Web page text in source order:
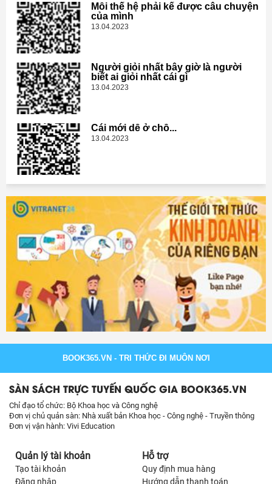
Mỗi thế hệ phải kể được câu chuyện
của mình
13.04.2023
Người giỏi nhất bây giờ là người
biết ai giỏi nhất cái gì
13.04.2023
Cái mới dễ ở chỗ...
13.04.2023
BOOK365.VN - TRI THỨC ĐI MUÔN NƠI
SÀN SÁCH TRỰC TUYẾN QUỐC GIA BOOK365.VN
Chỉ đạo tổ chức: Bộ Khoa học và Công nghệ
Đơn vị chủ quản sàn: Nhà xuất bản Khoa học - Công nghệ - Truyền thông
Đơn vị vận hành: Vivi Education
Quản lý tài khoản
Tạo tài khoản
Đăng nhập
Hỗ trợ
Quy định mua hàng
Hướng dẫn thanh toán